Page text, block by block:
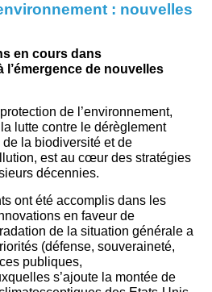
: nouvelles
en cours dans
l’émergence de nouvelles
de l’environnement,
lutte contre le dérèglement
la biodiversité et de
est au cœur des stratégies
décennies.
ont été accomplis dans les
en faveur de
de la situation générale a
(défense, souveraineté,
publiques,
s’ajoute la montée de